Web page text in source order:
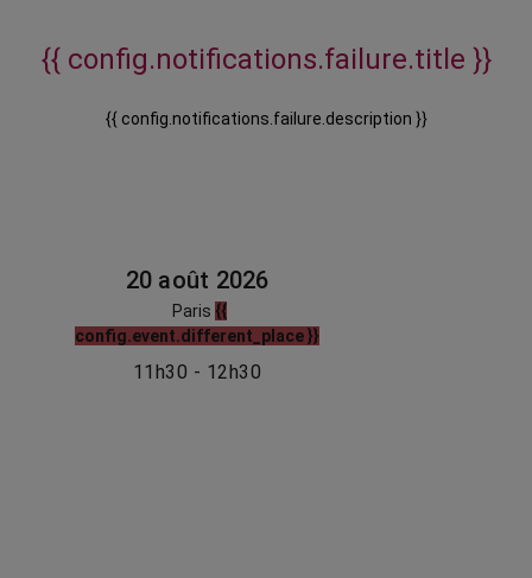
{{ config.notifications.failure.title }}
{{ config.notifications.failure.description }}
20 août 2026
Paris {{
config.event.different_place }}
11h30 - 12h30